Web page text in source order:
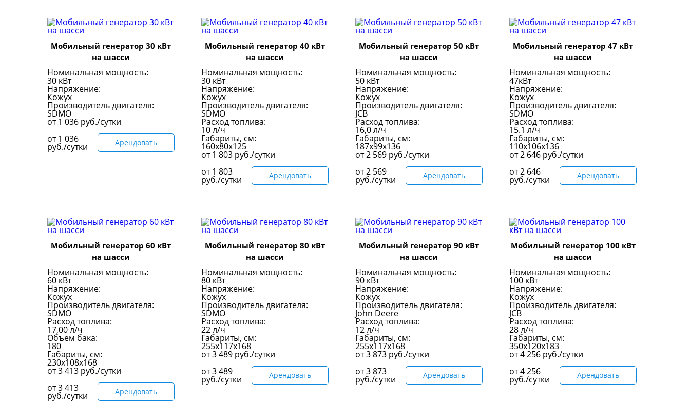
Мобильный генератор 30 кВт
на шасси
Номинальная мощность:
30 кВт
Напряжение:
Кожух
Производитель двигателя:
SDMO
от1 036 руб./сутки
от1 036
руб./сутки Арендовать
Мобильный генератор 40 кВт
на шасси
Номинальная мощность:
30 кВт
Напряжение:
Кожух
Производитель двигателя:
SDMO
Расход топлива:
10 л/ч
Габариты, см:
160х80х125
от1 803 руб./сутки
от1 803
руб./сутки Арендовать
Мобильный генератор 50 кВт
на шасси
Номинальная мощность:
50 кВт
Напряжение:
Кожух
Производитель двигателя:
JCB
Расход топлива:
16,0 л/ч
Габариты, см:
187х99х136
от2 569 руб./сутки
от2 569
руб./сутки Арендовать
Мобильный генератор 47 кВт
на шасси
Номинальная мощность:
47кВт
Напряжение:
Кожух
Производитель двигателя:
SDMO
Расход топлива:
15.1 л/ч
Габариты, см:
110x106x136
от2 646 руб./сутки
от2 646
руб./сутки Арендовать
Мобильный генератор 60 кВт
на шасси
Номинальная мощность:
60 кВт
Напряжение:
Кожух
Производитель двигателя:
SDMO
Расход топлива:
17,00 л/ч
Объем бака:
180
Габариты, см:
230х108х168
от3 413 руб./сутки
от3 413
руб./сутки Арендовать
Мобильный генератор 80 кВт
на шасси
Номинальная мощность:
80 кВт
Напряжение:
Кожух
Производитель двигателя:
SDMO
Расход топлива:
22 л/ч
Габариты, см:
255x117x168
от3 489 руб./сутки
от3 489
руб./сутки Арендовать
Мобильный генератор 90 кВт
на шасси
Номинальная мощность:
90 кВт
Напряжение:
Кожух
Производитель двигателя:
John Deere
Расход топлива:
12 л/ч
Габариты, см:
255x117x168
от3 873 руб./сутки
от3 873
руб./сутки Арендовать
Мобильный генератор 100 кВт
на шасси
Номинальная мощность:
100 кВт
Напряжение:
Кожух
Производитель двигателя:
JCB
Расход топлива:
28 л/ч
Габариты, см:
350х120х183
от4 256 руб./сутки
от4 256
руб./сутки Арендовать